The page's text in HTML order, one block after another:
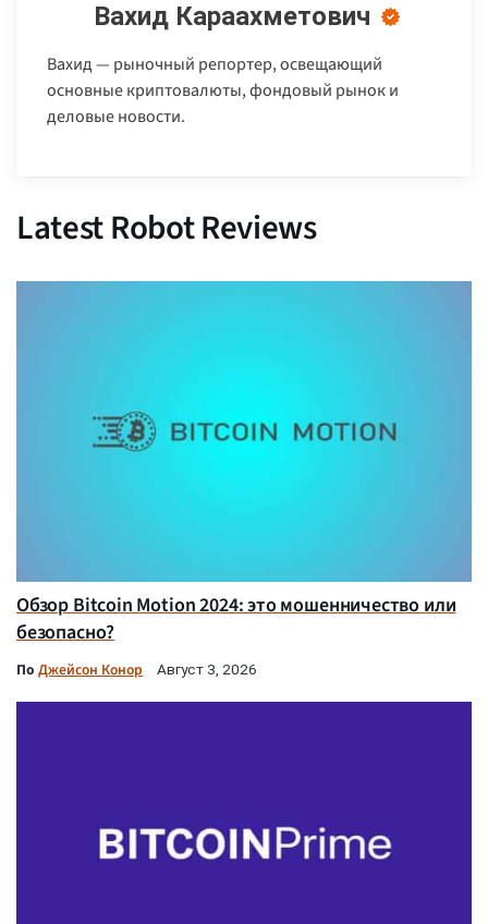
Вахид Караахметович
Вахид — рыночный репортер, освещающий
основные криптовалюты, фондовый рынок и
деловые новости.
Latest Robot Reviews
Обзор Bitcoin Motion 2024: это мошенничество или
безопасно?
По Джейсон Конор Август 3, 2026